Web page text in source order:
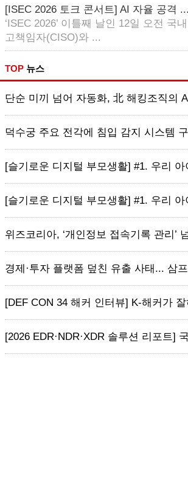
[ISEC 2026 토크 콘서트] AI 자율 공격 ...
‘ISEC 2026’ 이틀째 날인 12일 오전 국
고책임자(CISO)와 ...
TOP 뉴스
단순 미끼 넘어 자동화, 北 해킹조직의
덕수궁 주요 전각에 침입 감지 시스템
[슬기로운 디지털 부모생활] #1. 우리 아
[슬기로운 디지털 부모생활] #1. 우리 아
위즈코리아, ‘개인정보 접속기록 관리’
경제·투자 플랫폼 덮친 유출 사태... 삼
[DEF CON 34 해커 인터뷰] K-해커가
[2026 EDR·NDR·XDR 솔루션 리포트]